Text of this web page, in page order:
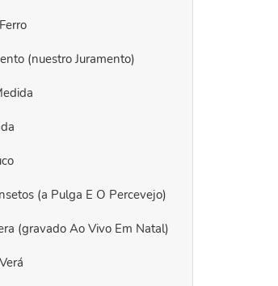
(nuestro Juramento)
(a Pulga E O Percevejo)
(gravado Ao Vivo Em Natal)